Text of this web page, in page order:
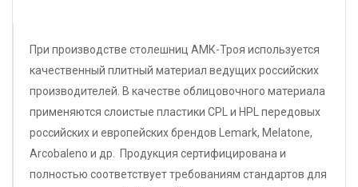
При производстве столешниц АМК-Троя используется
качественный плитный материал ведущих российских
производителей. В качестве облицовочного материала
применяются слоистые пластики CPL и HPL передовых
российских и европейских брендов Lemark, Melatone,
Arcobaleno и др. Продукция сертифицирована и
полностью соответствует требованиям стандартов для